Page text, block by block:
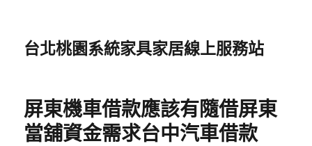
台北桃園系統家具家居線上服務站
屏東機車借款應該有隨借屏東
當舖資金需求台中汽車借款